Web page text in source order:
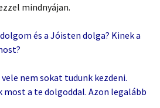
mindnyájan.
és a Jóisten dolga? Kinek a
nem sokat tudunk kezdeni.
a te dolgoddal. Azon legalább